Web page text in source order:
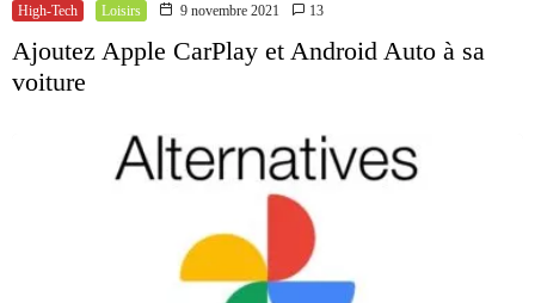
High-Tech Loisirs 9 novembre 2021 13
Ajoutez Apple CarPlay et Android Auto à sa
voiture